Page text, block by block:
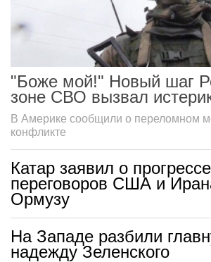
"Боже мой!" Новый шаг
зоне СВО вызвал
В Америке сообщили о переломном
конфликте
Катар заявил о прогрессе
переговоров США и
Ормузу
На Западе разбили
надежду Зеленского